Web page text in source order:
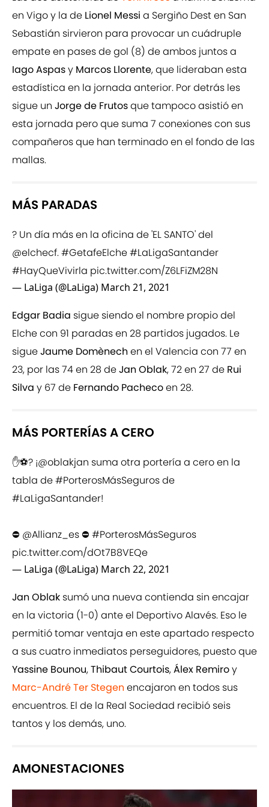
en Vigo y la de Lionel Messi a Sergiño Dest en San
Sebastián sirvieron para provocar un cuádruple
empate en pases de gol (8) de ambos juntos a
Iago Aspasy Marcos Llorente, que lideraban esta
estadística en la jornada anterior. Por detrás les
sigue un Jorge de Frutosque tampoco asistió en
esta jornada pero que suma 7 conexiones con sus
compañeros que han terminado en el fondo de las
mallas.
MÁS PARADAS
? Un día más en la oficina de 'EL SANTO' del
@elchecf.#GetafeElche#LaLigaSantander
#HayQueVivirla pic.twitter.com/Z6LFiZM28N
— LaLiga (@LaLiga) March 21, 2021
Edgar Badia sigue siendo el nombre propio del
Elche con 91 paradas en 28 partidos jugados. Le
sigueJaume Domènech en el Valencia con 77 en
23, por las 74 en 28 deJan Oblak, 72 en 27 de Rui
Silva y 67 de Fernando Pachecoen 28.
MÁS PORTERÍAS A CERO
✋⚽? ¡@oblakjan suma otra portería a cero en la
tabla de#PorterosMásSegurosde
#LaLigaSantander!
⛔ @Allianz_es⛔ #PorterosMásSeguros
pic.twitter.com/dOt7B8VEQe
— LaLiga (@LaLiga) March 22, 2021
Jan Oblak sumó una nueva contienda sin encajar
en la victoria (1-0) ante el Deportivo Alavés. Eso le
permitió tomar ventaja en este apartado respecto
a sus cuatro inmediatos perseguidores, puesto que
Yassine Bounou,Thibaut Courtois,Álex Remiroy
Marc-André Ter Stegen encajaron en todos sus
encuentros. El de la Real Sociedad recibió seis
tantos y los demás, uno.
AMONESTACIONES